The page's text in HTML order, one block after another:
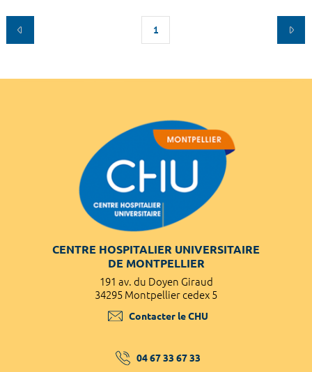
1
CENTRE HOSPITALIER UNIVERSITAIRE
DE MONTPELLIER
191 av. du Doyen Giraud
34295 Montpellier cedex 5
Contacter le CHU
04 67 33 67 33